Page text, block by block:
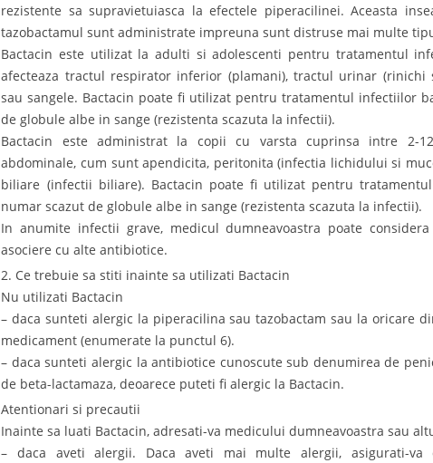
rezistente sa supravietuiasca la efectele piperacilinei. Aceasta
tazobactamul sunt administrate impreuna sunt distruse mai multe
Bactacin este utilizat la adulti si adolescenti pentru tratamentul
afecteaza tractul respirator inferior (plamani), tractul urinar (rinichi
sau sangele. Bactacin poate fi utilizat pentru tratamentul infectiilor
de globule albe in sange (rezistenta scazuta la infectii).
Bactacin este administrat la copii cu varsta cuprinsa intre 2-
abdominale, cum sunt apendicita, peritonita (infectia lichidului si
biliare (infectii biliare). Bactacin poate fi utilizat pentru
numar scazut de globule albe in sange (rezistenta scazuta la infectii).
In anumite infectii grave, medicul dumneavoastra poate
asociere cu alte antibiotice.
2. Ce trebuie sa stiti inainte sa utilizati Bactacin
Nu utilizati Bactacin
– daca sunteti alergic la piperacilina sau tazobactam sau la oricare
medicament (enumerate la punctul 6).
– daca sunteti alergic la antibiotice cunoscute sub denumirea de
de beta-lactamaza, deoarece puteti fi alergic la Bactacin.
Atentionari si precautii
Inainte sa luati Bactacin, adresati-va medicului dumneavoastra sau
– daca aveti alergii. Daca aveti mai multe alergii, asigurati-